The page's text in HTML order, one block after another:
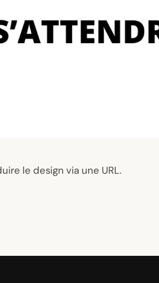
le design via une URL.